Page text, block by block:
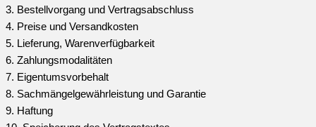
3. Bestellvorgang und Vertragsabschluss
4. Preise und Versandkosten
5. Lieferung, Warenverfügbarkeit
6. Zahlungsmodalitäten
7. Eigentumsvorbehalt
8. Sachmängelgewährleistung und Garantie
9. Haftung